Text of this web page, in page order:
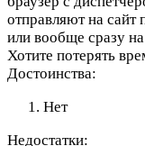
отправляют на сайт
или вообще сразу
Хотите потерять
Достоинства:
Нет
Недостатки: